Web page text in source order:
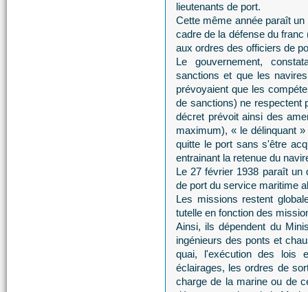
lieutenants de port.
Cette même année paraît
cadre de la défense du
aux ordres des officiers de
Le gouvernement,
sanctions et que les
prévoyaient que les
de sanctions) ne respectent
décret prévoit ainsi des
maximum), « le délinquant
quitte le port sans s'être
entrainant la retenue du
Le 27 février 1938 paraît un
de port du service maritime
Les missions restent
tutelle en fonction des
Ainsi, ils dépendent du
ingénieurs des ponts et
quai, l'exécution des lois
éclairages, les ordres de
charge de la marine ou de